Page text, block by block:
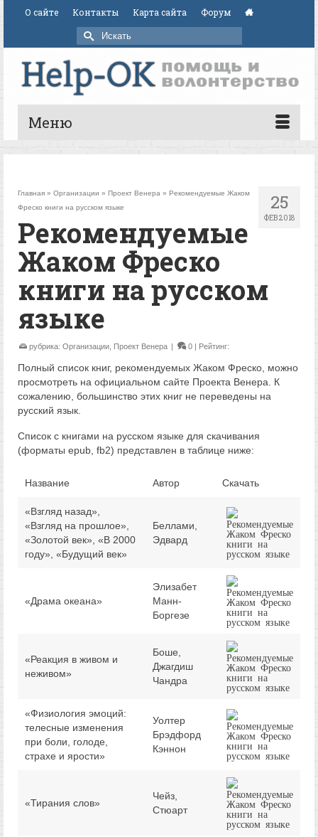
О сайте Контакты Карта сайта
Форум
Искать:
Меню
25
ФЕВ 2018
Главная » Организации » Проект Венера » Рекомендуемые Жаком
Фреско книги на русском языке
Рекомендуемые
Жаком Фреско
книги на русском
языке
рубрика: Организации Проект Венера | 0 | Рейтинг:
Полный список книг, рекомендуемых Жаком Фреско, можно
просмотреть на официальном сайте Проекта Венера. К
сожалению, большинство этих книг не переведены на
русский язык.
Список с книгами на русском языке для скачивания
(форматы epub, fb2) представлен в таблице ниже:
Название Автор Скачать
«Взгляд назад»,
«Взгляд на прошлое»,
«Золотой век», «В 2000
году», «Будущий век»
Беллами,
Эдвард
«Драма океана»
Элизабет
Манн-
Боргезе
«Реакция в живом и
неживом»
Боше,
Джагдиш
Чандра
«Физиология эмоций:
телесные изменения
при боли, голоде,
страхе и ярости»
Уолтер
Брэдфорд
Кэннон
«Тирания слов»
Чейз,
Стюарт